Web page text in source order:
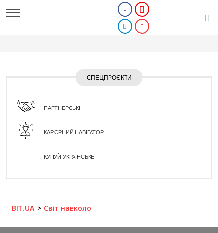
СПЕЦПРОЄКТИ
ПАРТНЕРСЬКІ
КАР'ЄРНИЙ НАВІГАТОР
КУПУЙ УКРАЇНСЬКЕ
BIT.UA Світ навколо